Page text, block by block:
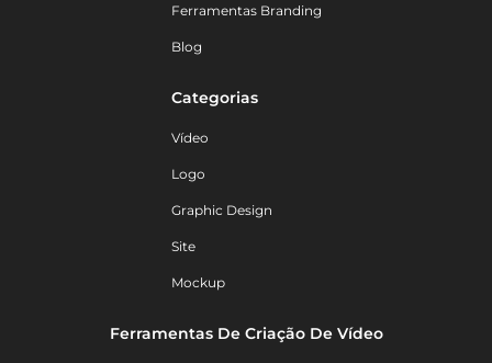
Ferramentas Branding
Blog
Categorias
Vídeo
Logo
Graphic Design
Site
Mockup
Ferramentas De Criação De Vídeo